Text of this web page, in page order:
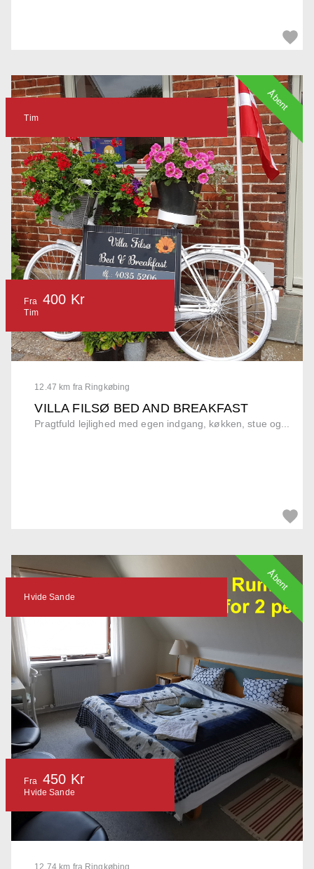
12.47 km fra Ringkøbing
VILLA FILSØ BED AND BREAKFAST
Pragtfuld lejlighed med egen indgang, køkken, stue og...
Tim
Fra 400 Kr
Tim
Åbent
12.74 km fra Ringkøbing
Hvide Sande
Fra 450 Kr
Hvide Sande
Åbent